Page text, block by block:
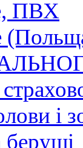
ПВХ
і